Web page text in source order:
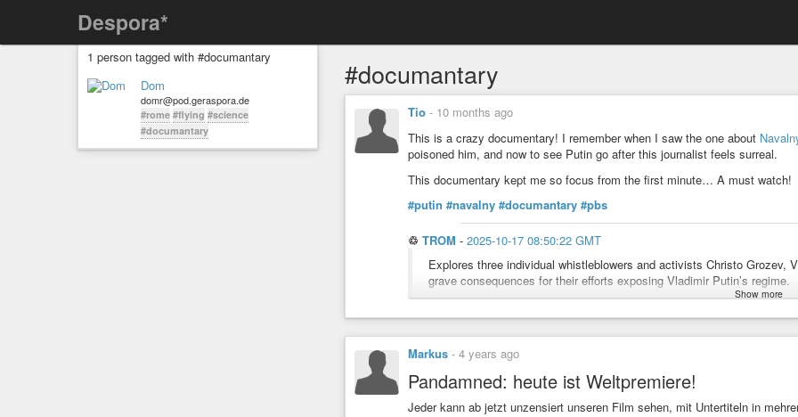
Despora*
1 person tagged with #documantary
Dom
domr@pod.geraspora.de
#rome #flying #science
#documantary
#documantary
Tio - 10 months ago
This is a crazy documentary! I remember when I saw the one about
poisoned him, and now to see Putin go after this journalist feels surreal.
This documentary kept me so focus from the first minute… A must watch!
#putin #navalny #documantary #pbs
♲ TROM - 2025-10-17 08:50:22 GMT
Explores three individual whistleblowers and activists Christo Grozev,
grave consequences for their efforts exposing Vladimir Putin’s regime.
The film tells about the events related to the poisoning of Russian
investigation into the poisoning.
Show more
Markus - 4 years ago
Pandamned: heute ist Weltpremiere!
Jeder kann ab jetzt unzensiert unseren Film sehen, mit Untertiteln in